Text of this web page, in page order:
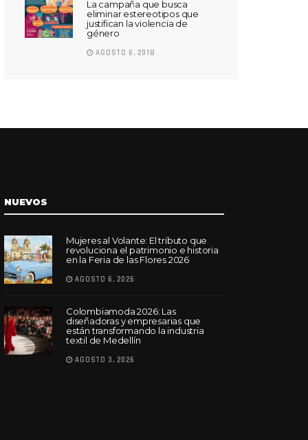
La campaña que busca
eliminar estereotipos que
justifican la violencia de
género
AGOSTO 6, 2018
NUEVOS
Mujeres al Volante: El tributo que
revoluciona el patrimonio e historia
en la Feria de las Flores 2026
AGOSTO 6, 2026
Colombiamoda 2026: Las
diseñadoras y empresarias que
están transformando la industria
textil de Medellín
AGOSTO 3, 2026